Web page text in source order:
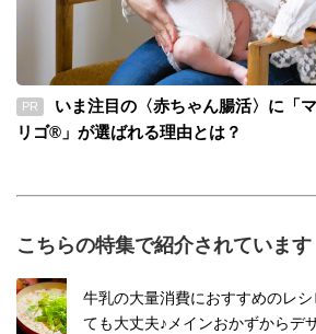
PR
いま注目の〈赤ちゃん腸活〉に「
リゴ®」が選ばれる理由とは？
こちらの特集で紹介されています
牛乳の大量消費におすすめのレ
ても大丈夫♪メインおかずからデ